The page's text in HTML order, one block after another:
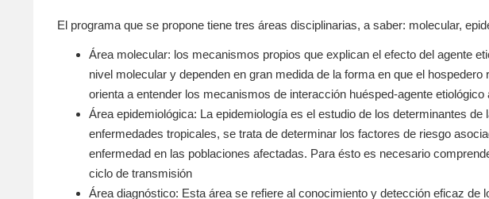
El programa que se propone tiene tres áreas disciplinarias, a saber: molecular,
Área molecular: los mecanismos propios que explican el efecto del agente
nivel molecular y dependen en gran medida de la forma en que el
orienta a entender los mecanismos de interacción huésped-agente etiológico
Área epidemiológica: La epidemiología es el estudio de los determinantes
enfermedades tropicales, se trata de determinar los factores de riesgo
enfermedad en las poblaciones afectadas. Para ésto es necesario
ciclo de transmisión
Área diagnóstico: Esta área se refiere al conocimiento y detección eficaz de